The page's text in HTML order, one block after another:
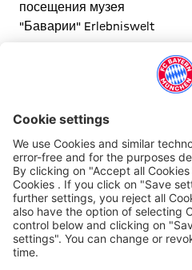
посещения музея
"Баварии" Erlebniswelt
день, запоминающимся
ALLIANZ ARENA
Предложения
на
Арене
ALLIANZ ARENA
День
матча
ALLIANZ ARENA
Встречи
и
мероприятия